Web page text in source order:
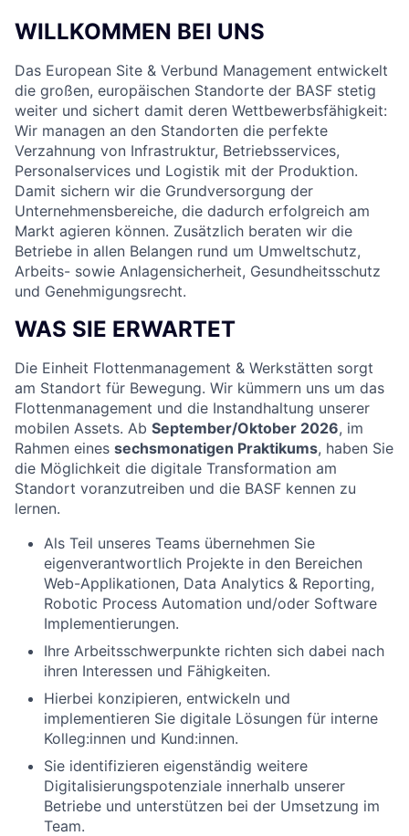
WILLKOMMEN BEI UNS
Das European Site & Verbund Management entwickelt
die großen, europäischen Standorte der BASF stetig
weiter und sichert damit deren Wettbewerbsfähigkeit:
Wir managen an den Standorten die perfekte
Verzahnung von Infrastruktur, Betriebsservices,
Personalservices und Logistik mit der Produktion.
Damit sichern wir die Grundversorgung der
Unternehmensbereiche, die dadurch erfolgreich am
Markt agieren können. Zusätzlich beraten wir die
Betriebe in allen Belangen rund um Umweltschutz,
Arbeits- sowie Anlagensicherheit, Gesundheitsschutz
und Genehmigungsrecht.
WAS SIE ERWARTET
Die Einheit Flottenmanagement & Werkstätten sorgt
am Standort für Bewegung. Wir kümmern uns um das
Flottenmanagement und die Instandhaltung unserer
mobilen Assets. Ab September/Oktober 2026, im
Rahmen eines sechsmonatigen Praktikums, haben Sie
die Möglichkeit die digitale Transformation am
Standort voranzutreiben und die BASF kennen zu
lernen.
Als Teil unseres Teams übernehmen Sie
eigenverantwortlich Projekte in den Bereichen
Web-Applikationen, Data Analytics & Reporting,
Robotic Process Automation und/oder Software
Implementierungen.
Ihre Arbeitsschwerpunkte richten sich dabei nach
ihren Interessen und Fähigkeiten.
Hierbei konzipieren, entwickeln und
implementieren Sie digitale Lösungen für interne
Kolleg:innen und Kund:innen.
Sie identifizieren eigenständig weitere
Digitalisierungspotenziale innerhalb unserer
Betriebe und unterstützen bei der Umsetzung im
Team.